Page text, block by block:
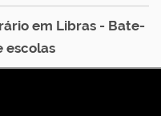
em Libras - Bate-
escolas